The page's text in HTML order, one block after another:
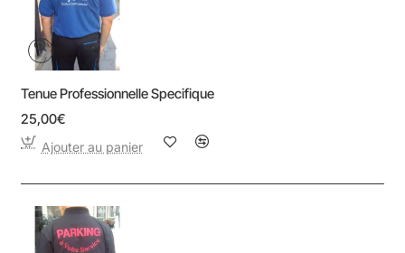
Tenue Professionnelle Specifique
25,00€
Ajouter au panier